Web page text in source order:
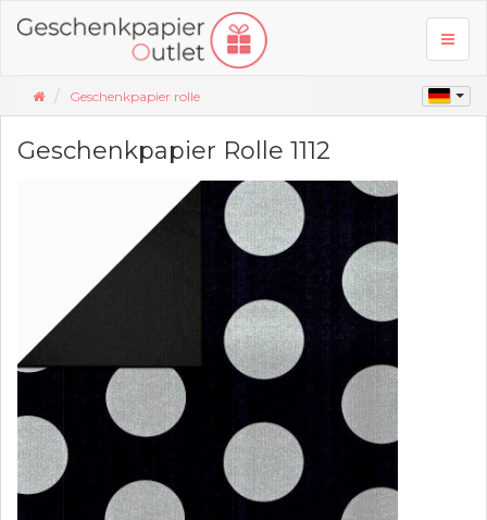
Geschenkpapier rolle
Geschenkpapier Rolle 1112